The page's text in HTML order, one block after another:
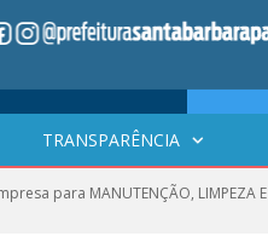
TRANSPARÊNCIA
para MANUTENÇÃO, LIMPEZA E